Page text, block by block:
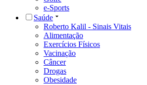
e-Sports
Saúde
Roberto Kalil - Sinais Vitais
Alimentação
Exercícios Físicos
Vacinação
Câncer
Drogas
Obesidade